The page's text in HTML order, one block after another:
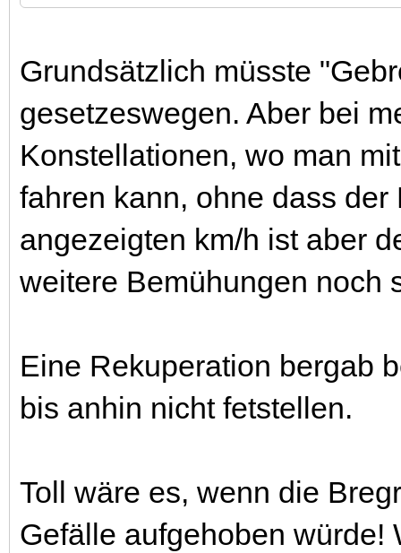
Grundsätzlich müsste
gesetzeswegen. Aber bei
Konstellationen, wo man
fahren kann, ohne dass
angezeigten km/h ist aber
weitere Bemühungen noch
Eine Rekuperation bergab
bis anhin nicht fetstellen.
Toll wäre es, wenn die
Gefälle aufgehoben würde!